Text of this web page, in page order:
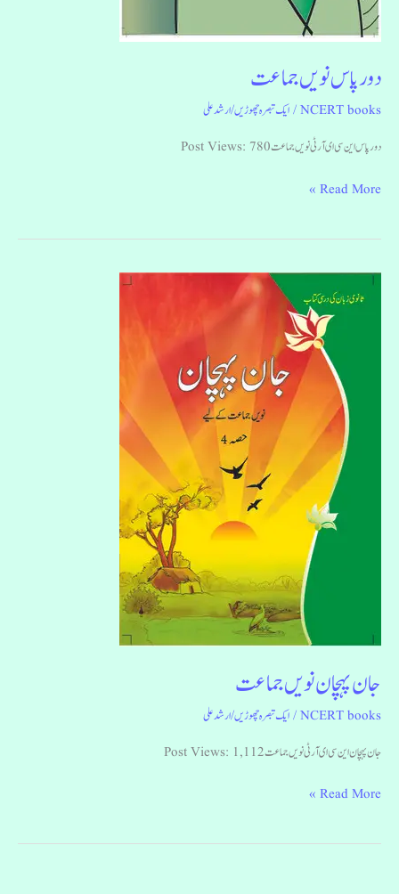
دور پاس نویں جماعت
NCERT books
/ایک تبصرہ چھوڑیں/ارشد علی
دور پاس این سی ای آر ٹی نویں جماعت Post Views: 780
Read More »
جان پہچان نویں جماعت
NCERT books
/ایک تبصرہ چھوڑیں/ارشد علی
جان پہچان این سی ای آر ٹی نویں جماعت Post Views: 1,112
جان
Read More »